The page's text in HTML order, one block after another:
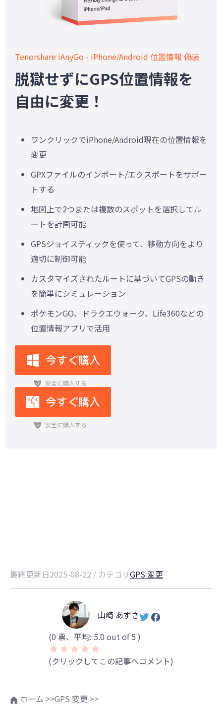
Tenorshare iAnyGo - iPhone/Android 位置情報 偽装
脱獄せずにGPS位置情報を
自由に変更！
ワンクリックでiPhone/Android現在の位置情報を
変更
GPXファイルのインポート/エクスポートをサポー
トする
地図上で2つまたは複数のスポットを選択してル
ートを計画可能
GPSジョイスティックを使って、移動方向をより
適切に制御可能
カスタマイズされたルートに基づいてGPSの動き
を簡単にシミュレーション
ポケモンGO、ドラクエウォーク、Life360などの
位置情報アプリで活用
最終更新日2025-08-22 / カテゴリGPS 変更
山崎 あずさ
(0 票、平均: 5.0 out of 5 )
(クリックしてこの記事へコメント)
ホーム >>GPS 変更 >>